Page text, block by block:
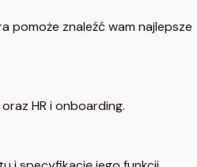
pomoże znaleźć wam najlepsze
HR i onboarding.